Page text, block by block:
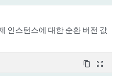
인스턴스에 대한 순환 버전 값
content_copy zoom_out_map